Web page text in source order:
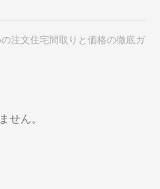
注文住宅間取りと価格の徹底ガ
せん。